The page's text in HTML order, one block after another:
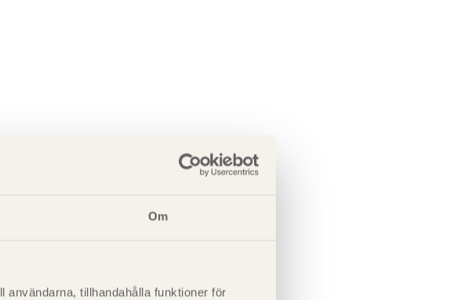
Om
användarna, tillhandahålla funktioner för